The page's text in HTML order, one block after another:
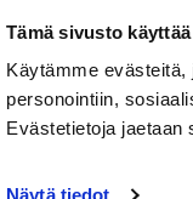
Tämä sivusto
Käytämme
personointiin,
Evästetietoja jaetaan